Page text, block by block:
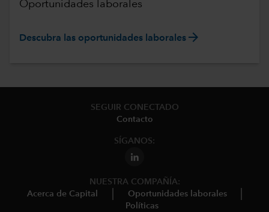
Oportunidades laborales
Descubra las oportunidades laborales arrow_forward
SEGUIR CONECTADO
Contacto
SÍGANOS:
NUESTRA COMPAÑÍA:
Acerca de Capital
Oportunidades laborales
Políticas